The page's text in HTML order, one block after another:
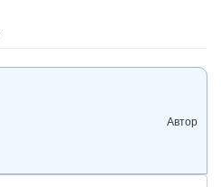
Автор